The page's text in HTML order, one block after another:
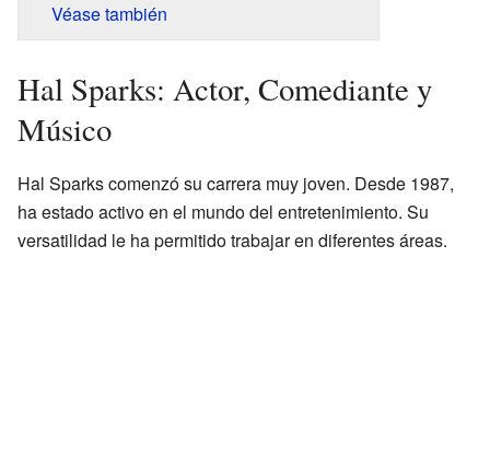
Véase también
Hal Sparks: Actor, Comediante y
Músico
Hal Sparks comenzó su carrera muy joven. Desde 1987,
ha estado activo en el mundo del entretenimiento. Su
versatilidad le ha permitido trabajar en diferentes áreas.